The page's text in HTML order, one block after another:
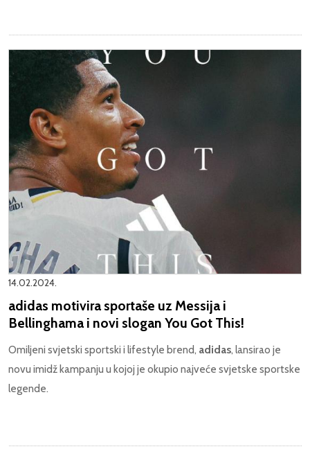
14.02.2024.
adidas motivira sportaše uz Messija i
Bellinghama i novi slogan You Got This!
Omiljeni svjetski sportski i lifestyle brend, adidas, lansirao je
novu imidž kampanju u kojoj je okupio najveće svjetske sportske
legende.